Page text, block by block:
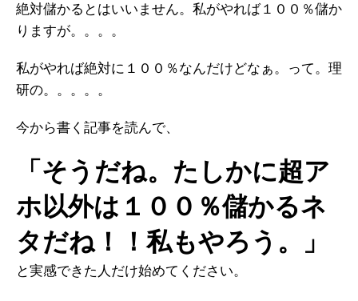
絶対儲かるとはいいません。私がやれば１００％儲か
りますが。。。。
私がやれば絶対に１００％なんだけどなぁ。って。理
研の。。。。。
今から書く記事を読んで、
「そうだね。たしかに超ア
ホ以外は１００％儲かるネ
タだね！！私もやろう。」
と実感できた人だけ始めてください。